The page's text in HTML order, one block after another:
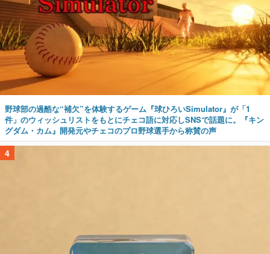
野球部の過酷な“補欠”を体験するゲーム『球ひろいSimulator』が「1
件」のウィッシュリストをもとにチェコ語に対応しSNSで話題に。『キン
グダム・カム』開発元やチェコのプロ野球選手から称賛の声
4